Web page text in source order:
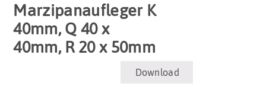
Marzipanaufleger K
40mm, Q 40 x
40mm, R 20 x 50mm
Download